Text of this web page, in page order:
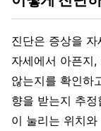
진단은 증상을
자세에서 아픈지
않는지를 확인하
향을 받는지 추정
이 눌리는 위치